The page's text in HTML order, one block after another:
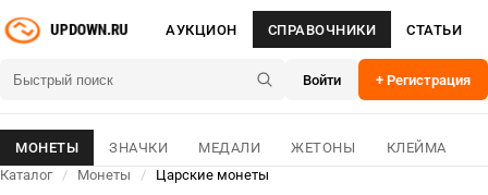
АУКЦИОН СПРАВОЧНИКИ СТАТЬИ
Войти + Регистрация
МОНЕТЫ ЗНАЧКИ МЕДАЛИ ЖЕТОНЫ
КЛЕЙМА
Каталог
/ Монеты / Царские монеты